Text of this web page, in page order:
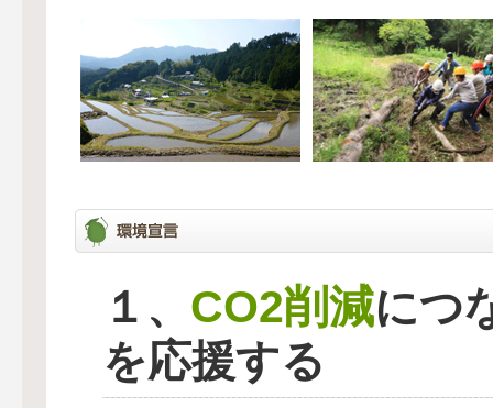
１、 CO2削減につ
を応援する